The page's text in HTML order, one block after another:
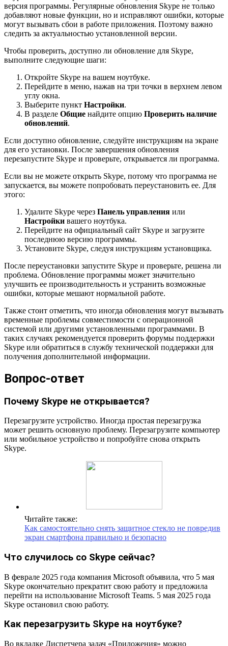
версия программы. Регулярные обновления Skype не только
добавляют новые функции, но и исправляют ошибки, которые
могут вызывать сбои в работе приложения. Поэтому важно
следить за актуальностью установленной версии.
Чтобы проверить, доступно ли обновление для Skype,
выполните следующие шаги:
Откройте Skype на вашем ноутбуке.
Перейдите в меню, нажав на три точки в верхнем левом
углу окна.
Выберите пункт Настройки.
В разделе Общие найдите опцию Проверить наличие
обновлений.
Если доступно обновление, следуйте инструкциям на экране
для его установки. После завершения обновления
перезапустите Skype и проверьте, открывается ли программа.
Если вы не можете открыть Skype, потому что программа не
запускается, вы можете попробовать переустановить ее. Для
этого:
Удалите Skype через Панель управления или
Настройки вашего ноутбука.
Перейдите на официальный сайт Skype и загрузите
последнюю версию программы.
Установите Skype, следуя инструкциям установщика.
После переустановки запустите Skype и проверьте, решена ли
проблема. Обновление программы может значительно
улучшить ее производительность и устранить возможные
ошибки, которые мешают нормальной работе.
Также стоит отметить, что иногда обновления могут вызывать
временные проблемы совместимости с операционной
системой или другими установленными программами. В
таких случаях рекомендуется проверить форумы поддержки
Skype или обратиться в службу технической поддержки для
получения дополнительной информации.
Вопрос-ответ
Почему Skype не открывается?
Перезагрузите устройство. Иногда простая перезагрузка
может решить основную проблему. Перезагрузите компьютер
или мобильное устройство и попробуйте снова открыть
Skype.
Читайте также:
Как самостоятельно снять защитное стекло не повредив
экран смартфона правильно и безопасно
Что случилось со Skype сейчас?
В феврале 2025 года компания Microsoft объявила, что 5 мая
Skype окончательно прекратит свою работу и предложила
перейти на использование Microsoft Teams. 5 мая 2025 года
Skype остановил свою работу.
Как перезагрузить Skype на ноутбуке?
Во вкладке Диспетчера задач «Приложения» можно